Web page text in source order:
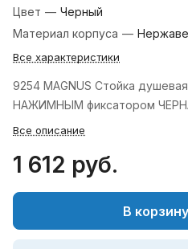
Цвет — Черный
Материал корпуса —
Все характеристики
9254 MAGNUS Стойка
НАЖИМНЫМ фиксатором
Все описание
1 612 руб.
В корзину